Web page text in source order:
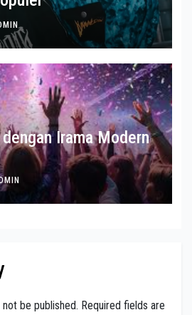
Irama Modern
be published. Required fields are